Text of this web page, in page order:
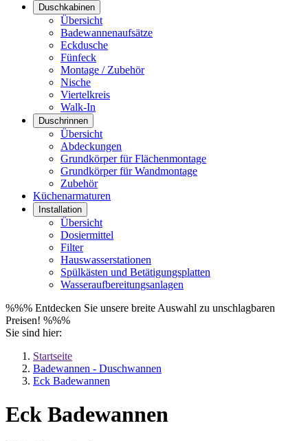
Duschkabinen
Übersicht
Badewannenaufsätze
Eckdusche
Fünfeck
Montage / Zubehör
Nische
Viertelkreis
Walk-In
Duschrinnen
Übersicht
Abdeckungen
Grundkörper für Flächenmontage
Grundkörper für Wandmontage
Zubehör
Küchenarmaturen
Installation
Übersicht
Dosiermittel
Filter
Hauswasserstationen
Spülkästen und Betätigungsplatten
Wasseraufbereitungsanlagen
%%% Entdecken Sie unsere breite Auswahl zu unschlagbaren
Preisen! %%%
Sie sind hier:
Startseite
Badewannen - Duschwannen
Eck Badewannen
Eck Badewannen